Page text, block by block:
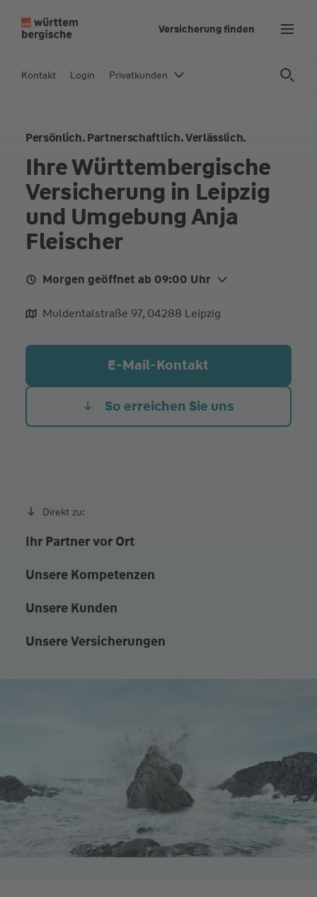
In
Versicherung finden
Kontakt Login Privatkunden
Persönlich. Partnerschaftlich. Verlässlich.
Ihre Württembergische
Versicherung in Leipzig
und Umgebung Anja
Fleischer
Morgen geöffnet ab 09:00 Uhr
Mo. Heute
09:00 - 14:00
Beratung auf den Punkt gebracht
Muldentalstraße 97, 04288 Leipzig
E-Mail-Kontakt
So erreichen Sie uns
Direkt zu:
Ihr Partner vor Ort
Unsere Kompetenzen
Unsere Kunden
Unsere Versicherungen